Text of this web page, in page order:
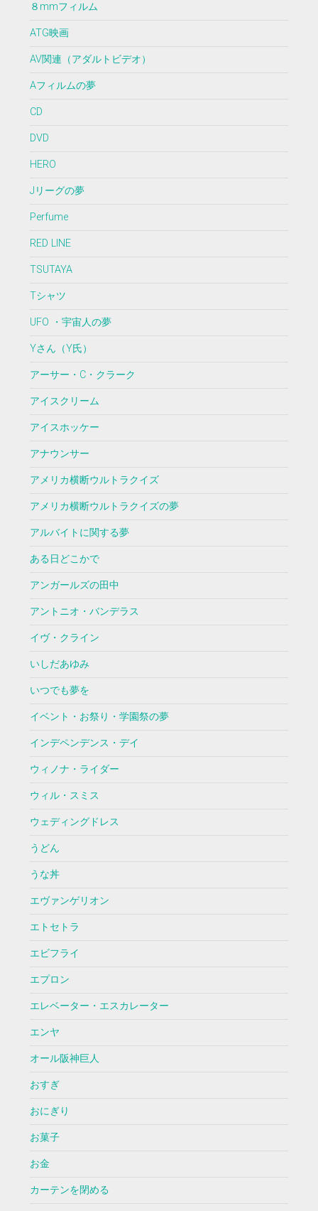
８mmフィルム
ATG映画
AV関連（アダルトビデオ）
Aフィルムの夢
CD
DVD
HERO
Jリーグの夢
Perfume
RED LINE
TSUTAYA
Tシャツ
UFO ・宇宙人の夢
Yさん（Y氏）
アーサー・C・クラーク
アイスクリーム
アイスホッケー
アナウンサー
アメリカ横断ウルトラクイズ
アメリカ横断ウルトラクイズの夢
アルバイトに関する夢
ある日どこかで
アンガールズの田中
アントニオ・バンデラス
イヴ・クライン
いしだあゆみ
いつでも夢を
イベント・お祭り・学園祭の夢
インデペンデンス・デイ
ウィノナ・ライダー
ウィル・スミス
ウェディングドレス
うどん
うな丼
エヴァンゲリオン
エトセトラ
エビフライ
エプロン
エレベーター・エスカレーター
エンヤ
オール阪神巨人
おすぎ
おにぎり
お菓子
お金
カーテンを閉める